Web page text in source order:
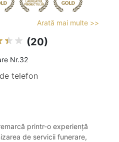
Arată mai multe >>
(20)
Nr.32
telefon
printr-o experiență
de servicii funerare,